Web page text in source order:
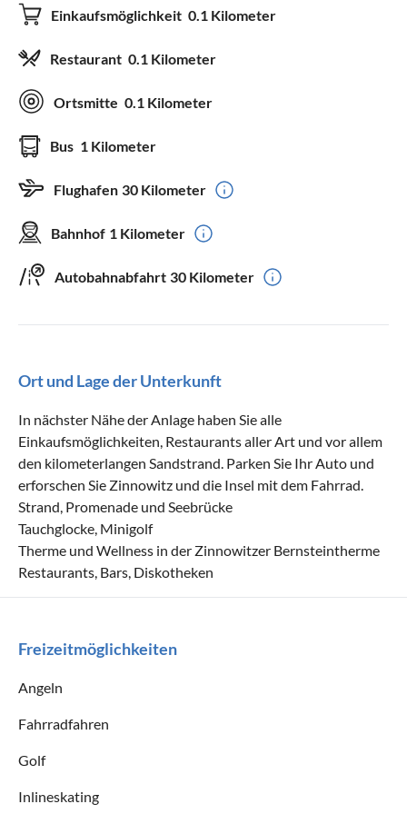
Einkaufsmöglichkeit 0.1 Kilometer
Restaurant 0.1 Kilometer
Ortsmitte 0.1 Kilometer
Bus 1 Kilometer
Flughafen 30 Kilometer
Bahnhof 1 Kilometer
Autobahnabfahrt 30 Kilometer
Ort und Lage der Unterkunft
In nächster Nähe der Anlage haben Sie alle
Einkaufsmöglichkeiten, Restaurants aller Art und vor allem
den kilometerlangen Sandstrand. Parken Sie Ihr Auto und
erforschen Sie Zinnowitz und die Insel mit dem Fahrrad.
Strand, Promenade und Seebrücke
Tauchglocke, Minigolf
Therme und Wellness in der Zinnowitzer Bernsteintherme
Restaurants, Bars, Diskotheken
Freizeitmöglichkeiten
Angeln
Fahrradfahren
Golf
Inlineskating